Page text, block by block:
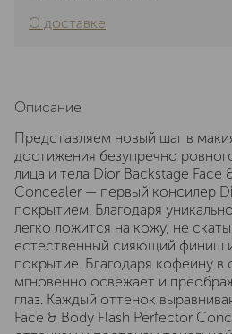
О доставке
Описание
Представляем новый шаг в
достижения безупречно
лица и тела Dior Backstage Face
Concealer — первый консилер
покрытием. Благодаря
легко ложится на кожу, не
естественный сияющий финиш
покрытие. Благодаря кофеину в
мгновенно освежает и
глаз. Каждый оттенок
Face & Body Flash Perfector